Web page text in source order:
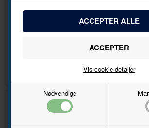
Nødvendige
Vis cookie detaljer
Bliv den første til at høre, når der